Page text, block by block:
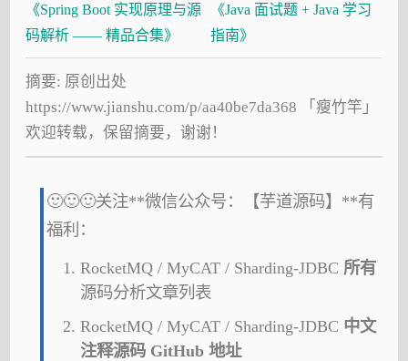
《Spring Boot 实现原理与源
码解析 —— 精品合集》
《Java 面试题 + Java 学习
指南》
摘要: 原创出处
https://www.jianshu.com/p/aa40be7da368 「瘦竹竿」
欢迎转载，保留摘要，谢谢！
🙂🙂🙂关注**微信公众号：【芋道源码】**有
福利：
RocketMQ / MyCAT / Sharding-JDBC 所有
源码分析文章列表
RocketMQ / MyCAT / Sharding-JDBC 中文
注释源码 GitHub 地址